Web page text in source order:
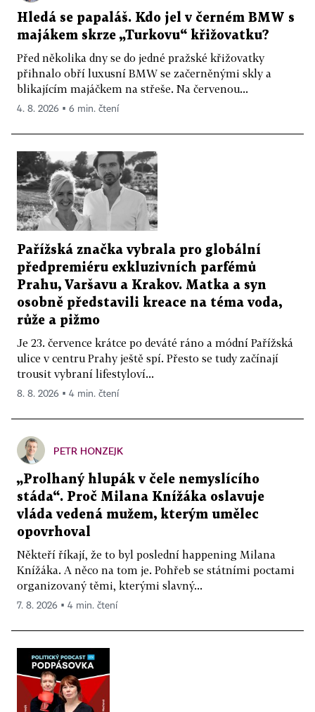
Hledá se papaláš. Kdo jel v černém BMW s
majákem skrze „Turkovu“ křižovatku?
Před několika dny se do jedné pražské křižovatky
přihnalo obří luxusní BMW se začerněnými skly a
blikajícím majáčkem na střeše. Na červenou...
4. 8. 2026 ▪ 6 min. čtení
Pařížská značka vybrala pro globální
předpremiéru exkluzivních parfémů
Prahu, Varšavu a Krakov. Matka a syn
osobně představili kreace na téma voda,
růže a pižmo
Je 23. července krátce po deváté ráno a módní Pařížská
ulice v centru Prahy ještě spí. Přesto se tudy začínají
trousit vybraní lifestyloví...
8. 8. 2026 ▪ 4 min. čtení
PETR HONZEJK
„Prolhaný hlupák v čele nemyslícího
stáda“. Proč Milana Knížáka oslavuje
vláda vedená mužem, kterým umělec
opovrhoval
Někteří říkají, že to byl poslední happening Milana
Knížáka. A něco na tom je. Pohřeb se státními poctami
organizovaný těmi, kterými slavný...
7. 8. 2026 ▪ 4 min. čtení